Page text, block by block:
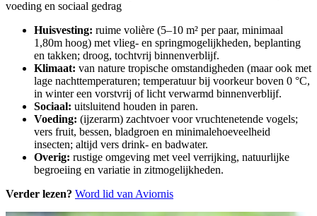
voeding en sociaal gedrag
Huisvesting: ruime volière (5–10 m² per paar, minimaal
1,80m hoog) met vlieg- en springmogelijkheden, beplanting
en takken; droog, tochtvrij binnenverblijf.
Klimaat: van nature tropische omstandigheden (maar ook met
lage nachttemperaturen; temperatuur bij voorkeur boven 0 °C,
in winter een vorstvrij of licht verwarmd binnenverblijf.
Sociaal: uitsluitend houden in paren.
Voeding: (ijzerarm) zachtvoer voor vruchtenetende vogels;
vers fruit, bessen, bladgroen en minimalehoeveelheid
insecten; altijd vers drink- en badwater.
Overig: rustige omgeving met veel verrijking, natuurlijke
begroeiing en variatie in zitmogelijkheden.
Verder lezen? Word lid van Aviornis